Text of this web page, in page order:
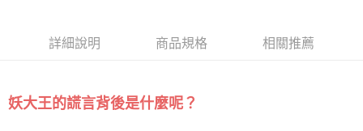
詳細說明 商品規格 相關推薦
妖大王的謊言背後是什麼呢？